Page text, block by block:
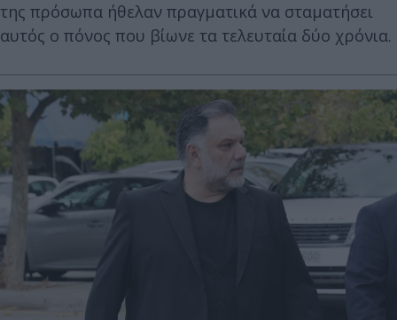
της πρόσωπα ήθελαν πραγματικά να σταματήσει
αυτός ο πόνος που βίωνε τα τελευταία δύο χρόνια.